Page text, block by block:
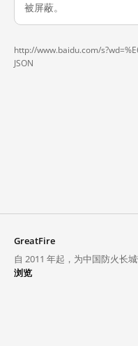
被屏蔽。
http://www.baidu.com/
JSON
GreatFire
自 2011 年起，为中国防火长城
浏览